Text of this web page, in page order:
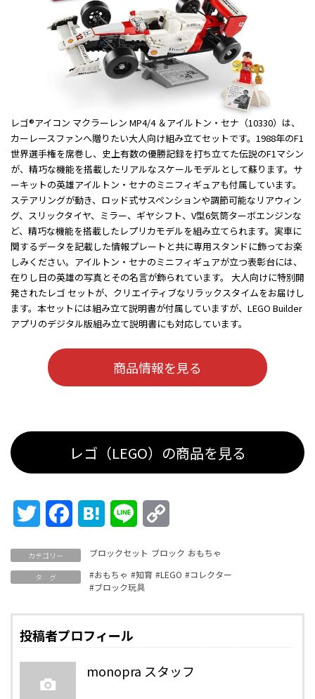
レゴ®アイコン マクラーレン MP4/4 ＆アイルトン・セナ（10330）は、
カーレースファンへ贈りたい大人向け組み立てセットです。1988年のF1
世界選手権を席巻し、史上有数の優勝記録を打ち立てた伝説のF1マシン
が、精巧な機能を搭載したリアルなスケールモデルとして蘇ります。サ
ーキットの英雄アイルトン・セナのミニフィギュアも付属しています。
ステアリングが動き、ロッド式サスペンションや調節可能なリアウィン
グ、スリックタイヤ、ミラー、ギヤシフト、V型6気筒ターボエンジンな
ど、精巧な機能を搭載したレプリカモデルを組み立てられます。実車に
関するデータを記載した情報プレートと共に専用スタンドに飾ってお楽
しみください。アイルトン・セナのミニフィギュアが立つ表彰台には、
在りし日の英雄の写真とその名言が飾られています。 大人向けに特別開
発されたレゴ セットが、クリエイティブなリラックスタイムをお届けし
ます。本セットには組み立て説明書が付属していますが、LEGO Builder
アプリのデジタル版組み立て説明書にも対応しています。
商品情報を見る
レゴ（LEGO）の商品を見る
Twitter FacebookHatena Line
カテゴリー ブロックセット ブロック おもちゃ
タ グ #おもちゃ #知育 #LEGO #コレクター
#ブロック玩具
投稿者プロフィール
monopra スタッフ